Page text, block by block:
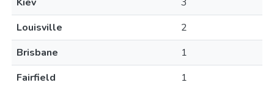
Louisville
2
Brisbane
1
Fairfield
1